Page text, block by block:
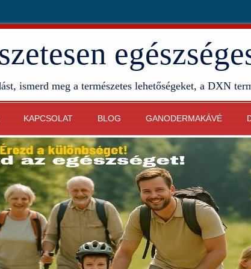
ismerd meg a természetes lehetőségeket, a DXN
KAPCSOLAT BLOG GANODERMAKÁVÉ